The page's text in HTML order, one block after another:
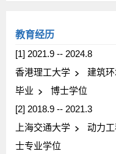
教育经历
[1] 2021.9 -- 2024.8
香港理工大学
建筑
毕业
博士学位
[2] 2018.9 -- 2021.3
上海交通大学
动力
士专业学位